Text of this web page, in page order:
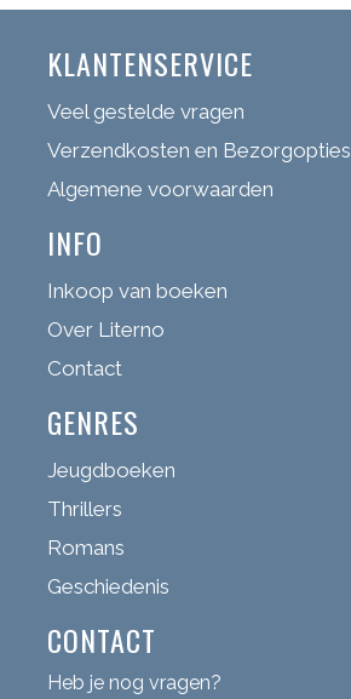
KLANTENSERVICE
Veel gestelde vragen
Verzendkosten en Bezorgopties
Algemene voorwaarden
INFO
Inkoop van boeken
Over Literno
Contact
GENRES
Jeugdboeken
Thrillers
Romans
Geschiedenis
CONTACT
Heb je nog vragen?